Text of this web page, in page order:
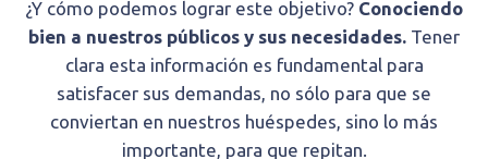
¿Y cómo podemos lograr este objetivo? Conociendo
bien a nuestros públicos y sus necesidades. Tener
clara esta información es fundamental para
satisfacer sus demandas, no sólo para que se
conviertan en nuestros huéspedes, sino lo más
importante, para que repitan.